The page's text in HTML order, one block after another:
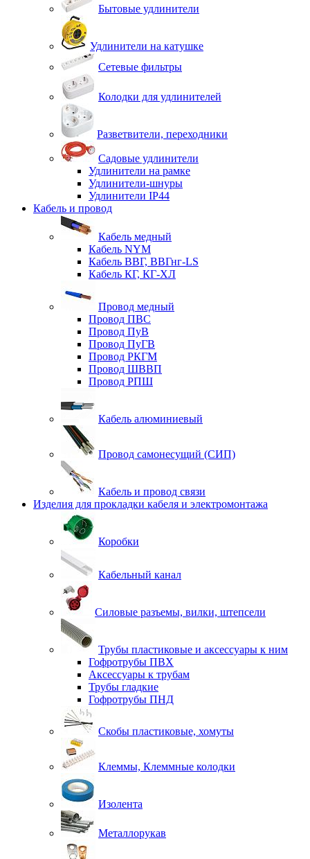
Бытовые удлинители
Удлинители на катушке
Сетевые фильтры
Колодки для удлинителей
Разветвители, переходники
Садовые удлинители
Удлинители на рамке
Удлинители-шнуры
Удлинители IP44
Кабель и провод
Кабель медный
Кабель NYM
Кабель ВВГ, ВВГнг-LS
Кабель КГ, КГ-ХЛ
Провод медный
Провод ПВС
Провод ПуВ
Провод ПуГВ
Провод РКГМ
Провод ШВВП
Провод РПШ
Кабель алюминиевый
Провод самонесущий (СИП)
Кабель и провод связи
Изделия для прокладки кабеля и электромонтажа
Коробки
Кабельный канал
Силовые разъемы, вилки, штепсели
Трубы пластиковые и аксессуары к ним
Гофротрубы ПВХ
Аксессуары к трубам
Трубы гладкие
Гофротрубы ПНД
Скобы пластиковые, хомуты
Клеммы, Клеммные колодки
Изолента
Металлорукав